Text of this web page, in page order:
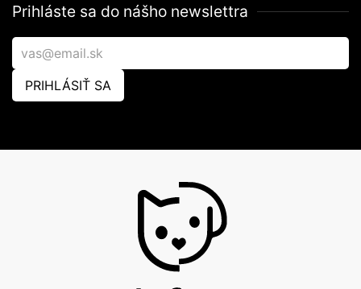
Prihláste sa do nášho newslettra
PRIHLÁSIŤ SA